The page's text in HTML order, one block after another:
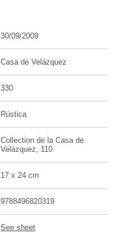
30/09/2009
Casa de Velázquez
330
Rústica
Collection de la Casa de
Velázquez, 110
17 x 24 cm
9788496820319
See sheet